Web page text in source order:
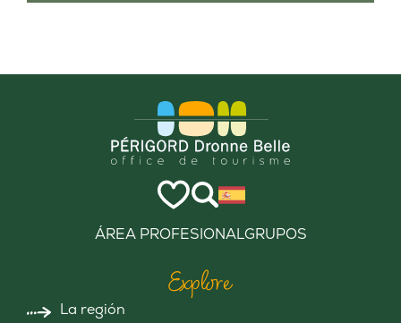
ÁREA PROFESIONALGRUPOS
Explore
La región